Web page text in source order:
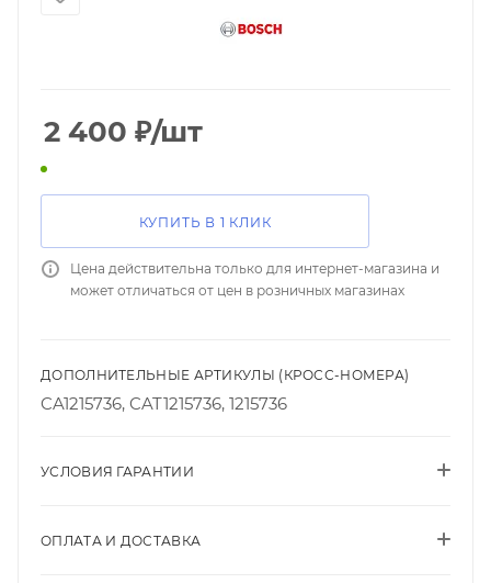
2 400 ₽/шт
КУПИТЬ В 1 КЛИК
Цена действительна только для интернет-магазина и
может отличаться от цен в розничных магазинах
ДОПОЛНИТЕЛЬНЫЕ АРТИКУЛЫ (КРОСС-НОМЕРА)
CA1215736, CAT1215736, 1215736
УСЛОВИЯ ГАРАНТИИ
ОПЛАТА И ДОСТАВКА